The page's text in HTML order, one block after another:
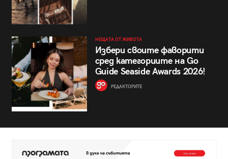
НЕЩАТА ОТ ЖИВОТА
Избери своите фаворити
сред категориите на Go
Guide Seaside Awards 2026!
РЕДАКТОРИТЕ